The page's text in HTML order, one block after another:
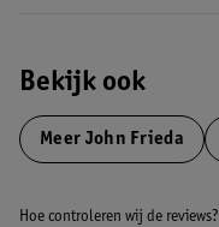
Bekijk ook
Meer John Frieda
Hoe controleren wij de reviews?